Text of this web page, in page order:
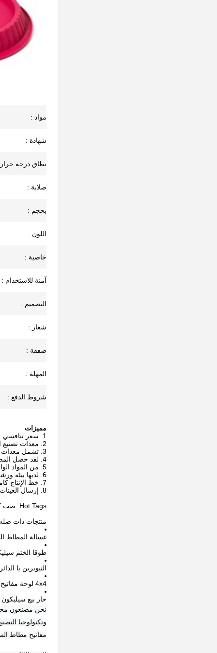
مواد :
شهادة :
نطاق درجة
صلابة :
بحجم :
اللون :
خاصية :
آمنة للاستخدام :
التصميم :
شعار :
صفقة :
المهلة :
شروط الدفع :
مميزات
1. سعر تنافسي: المنشأ الصانع.
2. معدات تصنيع القوالب ، مثل CNC ، المطحنة الدقيقة ، آلة الطحن ، الشرارة الكهربائية وما إلى ذلك.
3. تشمل معدات الاختبار جهاز اختبار الصلابة ، جهاز اختبار المرونة ، جهاز اختبار درجة الحرارة ، جهاز اختبار التمزق وما إلى ذلك.
4. لقد حصل المصنع على شهادة نظام الجودة الدولية ISO9001 ، وفقًا لمعايير ISO
5. من المواد الواردة إلى المنتجات شبه المصنعة ، يخضع مصنع المنتجات النهائية لعملية فحص صارمة للتأكد من أن جميع منتجات المصنع مؤهلة
6. لديها بيئة ورشة عمل خالية من الغبار 100000 مستوى لضمان أن بيئة الإنتاج لمنتجات السيليكون الطبية والغذائية تفي بالمعايير
7. خط الإنتاج كامل ، من تصنيع القوالب ، قولبة حقن السيليكون ، إلى خط التجميع ، تغليف المنتج النهائي ، تسليم الخدمات اللوجستية ، كل ذلك يشمل.
8. إرسال العينات ، وعرض الأسعار ، والاستجابة بسرعة ، 5 مهندسين يقدمون التوجيه الفني.
Hot Tags: صب كعكة السيليكون ، الصين ، الشركات المصنعة ، الموردين ، المصنع ،
منتجات ذات
غسالة المطاط
طوقا الختم
النيوبرين يا
4x4 لوحة مفاتيح سيليكون شفافة
حار بيع
وتكنولوجيا
مفاتيح مطاط